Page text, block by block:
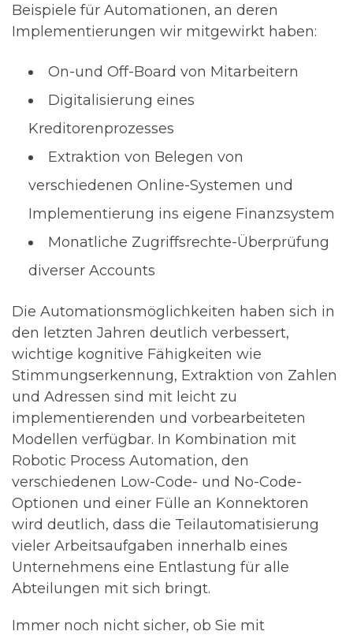
Beispiele für Automationen, an deren
Implementierungen wir mitgewirkt haben:
On-und Off-Board von Mitarbeitern
Digitalisierung eines
Kreditorenprozesses
Extraktion von Belegen von
verschiedenen Online-Systemen und
Implementierung ins eigene Finanzsystem
Monatliche Zugriffsrechte-Überprüfung
diverser Accounts
Die Automationsmöglichkeiten haben sich in
den letzten Jahren deutlich verbessert,
wichtige kognitive Fähigkeiten wie
Stimmungserkennung, Extraktion von Zahlen
und Adressen sind mit leicht zu
implementierenden und vorbearbeiteten
Modellen verfügbar. In Kombination mit
Robotic Process Automation, den
verschiedenen Low-Code- und No-Code-
Optionen und einer Fülle an Konnektoren
wird deutlich, dass die Teilautomatisierung
vieler Arbeitsaufgaben innerhalb eines
Unternehmens eine Entlastung für alle
Abteilungen mit sich bringt.
Immer noch nicht sicher, ob Sie mit